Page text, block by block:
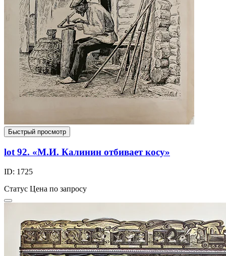
Быстрый просмотр
lot 92. «М.И. Калинин отбивает косу»
ID: 1725
Статус Цена по запросу